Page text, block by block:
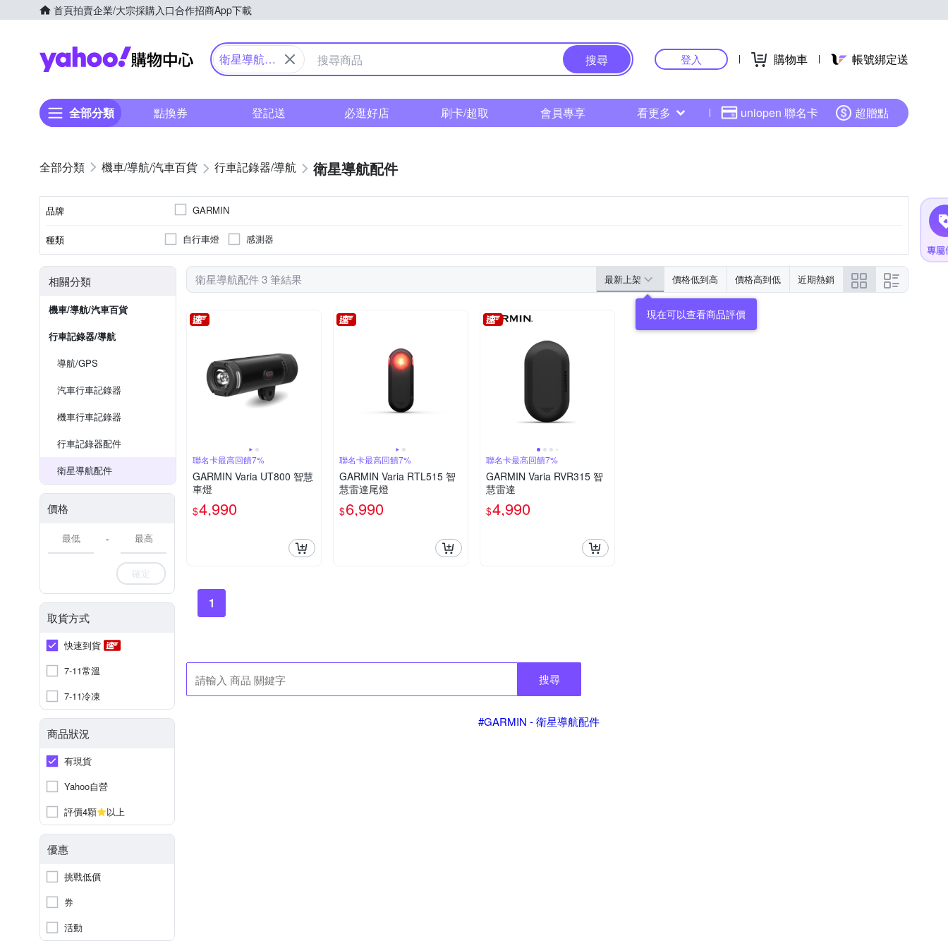
首頁拍賣企業/大宗採購入口合作招商App下載
Yahoo購物中心
衛星導航配
搜尋 登入 購物車 帳號綁定送
全部分類 點換券 登記送 必逛好店 刷卡/超取 會員專享 看更多 uniopen 聯名卡 超贈點
機車/導航/汽車百貨 行車記錄器/導航 衛星導航配件
品牌 GARMIN
種類 自行車燈 感測器
相關分類
機車/導航/汽車百貨
行車記錄器/導航
導航/GPS
汽車行車記錄器
機車行車記錄器
行車記錄器配件
衛星導航配件
價格
-
確定
取貨方式
快速到貨
7-11常溫
7-11冷凍
商品狀況
有現貨
Yahoo自營
評價4顆
以上
優惠
挑戰低價
券
活動
衛星導航配件 3 筆結果 最新上架 價格低到高 價格高到低 近期熱銷
現在可以查看商品評價
聯名卡最高回饋7%
GARMIN Varia UT800 智慧
車燈
$4,990
聯名卡最高回饋7%
GARMIN Varia RTL515 智
慧雷達尾燈
$6,990
聯名卡最高回饋7%
GARMIN Varia RVR315 智
慧雷達
$4,990
1
搜尋
#GARMIN - 衛星導航配件